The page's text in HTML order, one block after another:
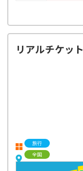
リアルチケット
旅行
全国